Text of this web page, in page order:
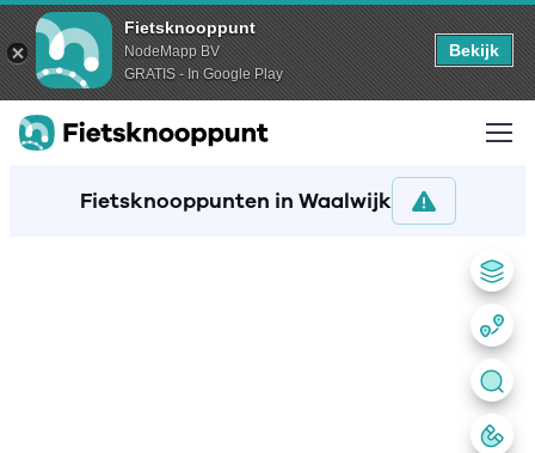
Fietsknooppunt
NodeMapp BV
GRATIS - In Google Play
Bekijk
Fietsknooppunten in Waalwijk